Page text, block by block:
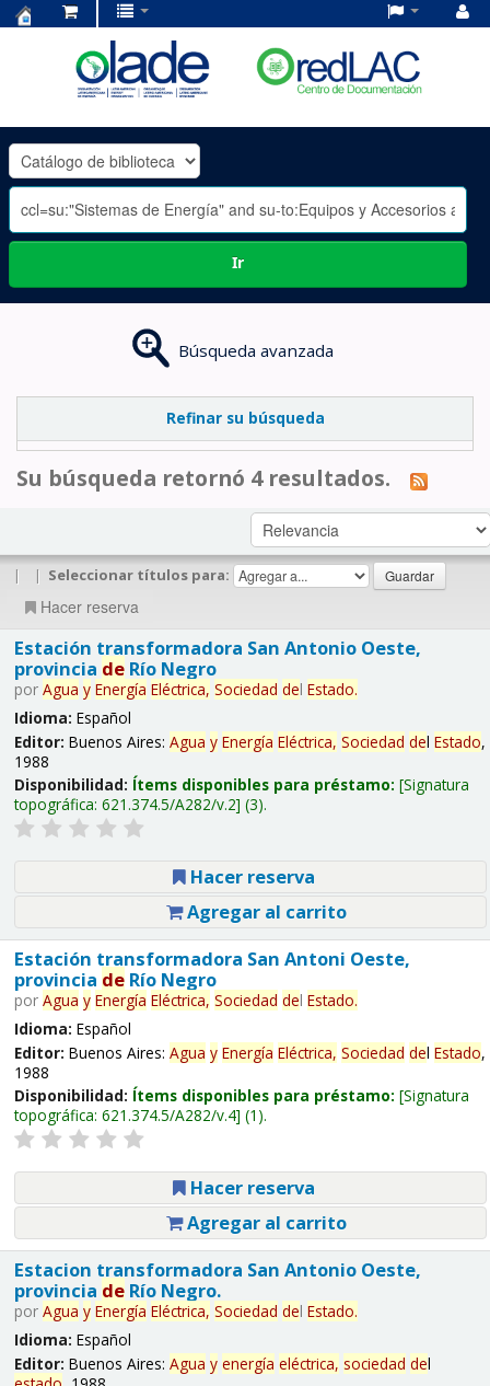
OLADE
-
Ir
Búsqueda avanzada
Refinar su búsqueda
Su búsqueda retornó 4 resultados.
| | Seleccionar títulos para:
Hacer reserva
Estación transformadora San Antonio Oeste,
provincia deRío Negro
por Agua y Energía Eléctrica, Sociedad del Estado.
Idioma: Español
Editor: Buenos Aires: Agua y Energía Eléctrica, Sociedad del Estado,
1988
Disponibilidad: Ítems disponibles para préstamo: Signatura
topográfica: 621.374.5/A282/v.2 (3).
Hacer reserva
Agregar al carrito
Estación transformadora San Antoni Oeste,
provincia deRío Negro
por Agua y Energía Eléctrica, Sociedad del Estado.
Idioma: Español
Editor: Buenos Aires: Agua y Energía Eléctrica, Sociedad del Estado,
1988
Disponibilidad: Ítems disponibles para préstamo: Signatura
topográfica: 621.374.5/A282/v.4 (1).
Hacer reserva
Agregar al carrito
Estacion transformadora San Antonio Oeste,
provincia deRío Negro.
por Agua y Energía Eléctrica, Sociedad del Estado.
Idioma: Español
Editor: Buenos Aires: Agua y energía eléctrica, sociedad del